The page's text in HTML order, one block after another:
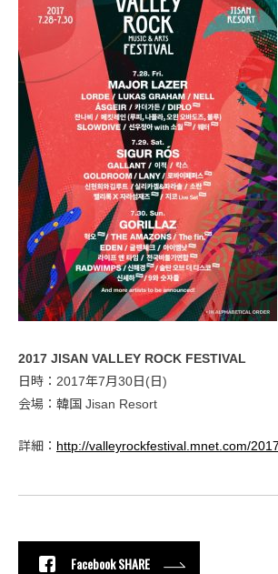
2017 JISAN VALLEY ROCK FESTIVAL
日時：2017年7月30日(日)
会場：韓国 Jisan Resort
詳細： http://valleyrockfestival.mnet.com/
Facebook SHARE